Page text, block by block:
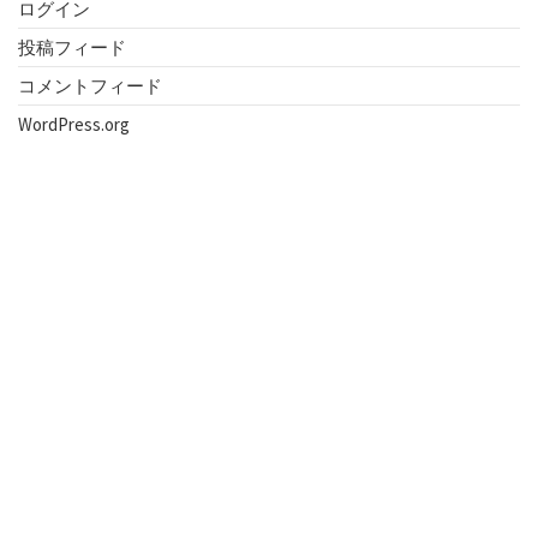
ログイン
投稿フィード
コメントフィード
WordPress.org